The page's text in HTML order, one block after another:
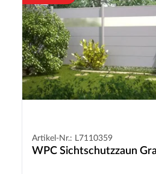
Artikel-Nr.: L7110359
WPC Sichtschutzzaun